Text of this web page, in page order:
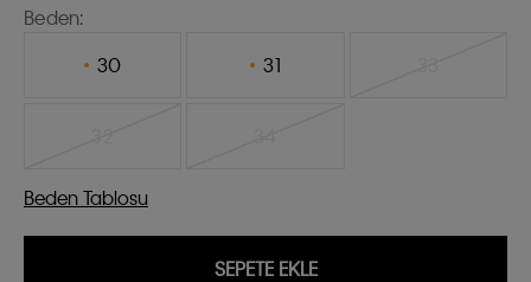
Beden:
30
31
Beden Tablosu
SEPETE EKLE